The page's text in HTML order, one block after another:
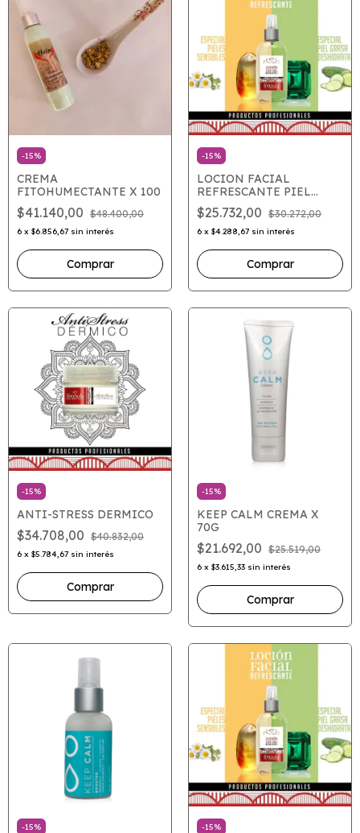
-15%
CREMA
FITOHUMECTANTE X 100
$41.140,00 $48.400,00
6 x $6.856,67 sin interés
-15%
LOCION FACIAL
REFRESCANTE PIEL
SENSIBLE AMBAR X 250
$25.732,00 $30.272,00
6 x $4.288,67 sin interés
-15%
ANTI-STRESS DERMICO
$34.708,00 $40.832,00
6 x $5.784,67 sin interés
Comprar
-15%
KEEP CALM CREMA X
70G
$21.692,00 $25.519,00
6 x $3.615,33 sin interés
-15% -15%